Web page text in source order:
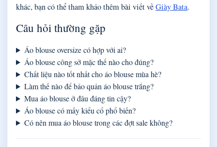
khác, bạn có thể tham khảo thêm bài viết vềGiày Bata.
Câu hỏi thường gặp
Áo blouse oversize có hợp với ai?
Áo blouse công sở mặc thế nào cho đúng?
Chất liệu nào tốt nhất cho áo blouse mùa hè?
Làm thế nào để bảo quản áo blouse trắng?
Mua áo blouse ở đâu đáng tin cậy?
Áo blouse có mấy kiểu cổ phổ biến?
Có nên mua áo blouse trong các đợt sale không?